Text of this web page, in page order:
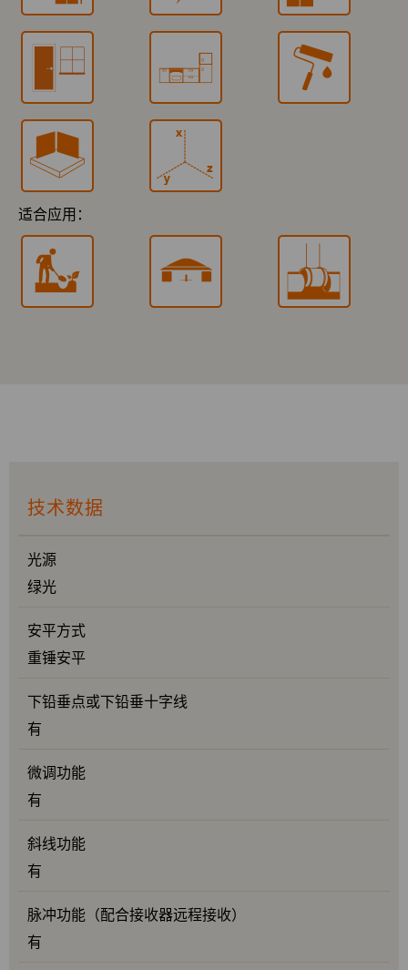
适合应用：
技术数据
光源
绿光
安平方式
重锤安平
下铅垂点或下铅垂十字线
有
微调功能
有
斜线功能
有
脉冲功能（配合接收器远程接收）
有